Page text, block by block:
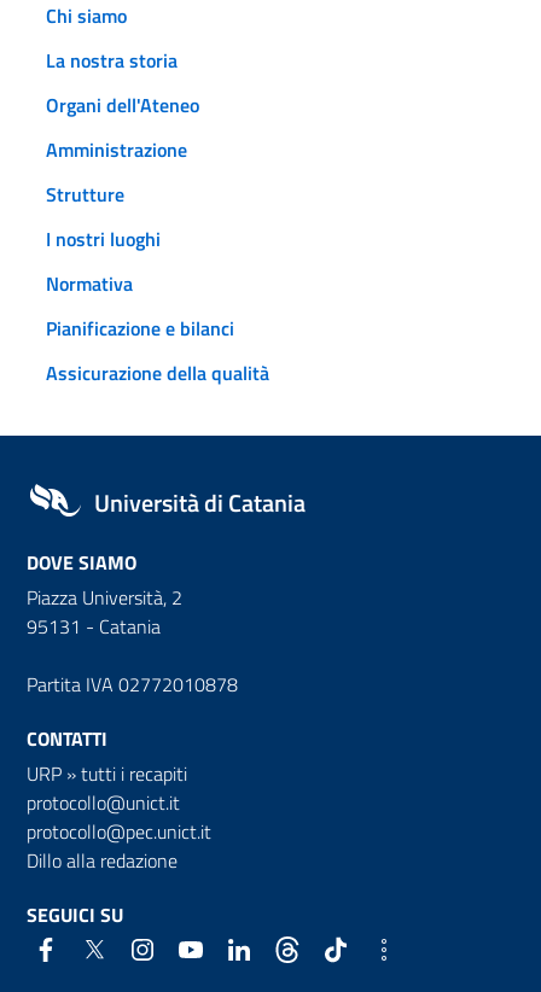
Chi siamo
La nostra storia
Organi dell'Ateneo
Amministrazione
Strutture
I nostri luoghi
Normativa
Pianificazione e bilanci
Assicurazione della qualità
Università di Catania
DOVE SIAMO
Piazza Università, 2
95131 - Catania
Partita IVA 02772010878
CONTATTI
URP »tutti i recapiti
protocollo@unict.it
protocollo@pec.unict.it
Dillo alla redazione
SEGUICI SU